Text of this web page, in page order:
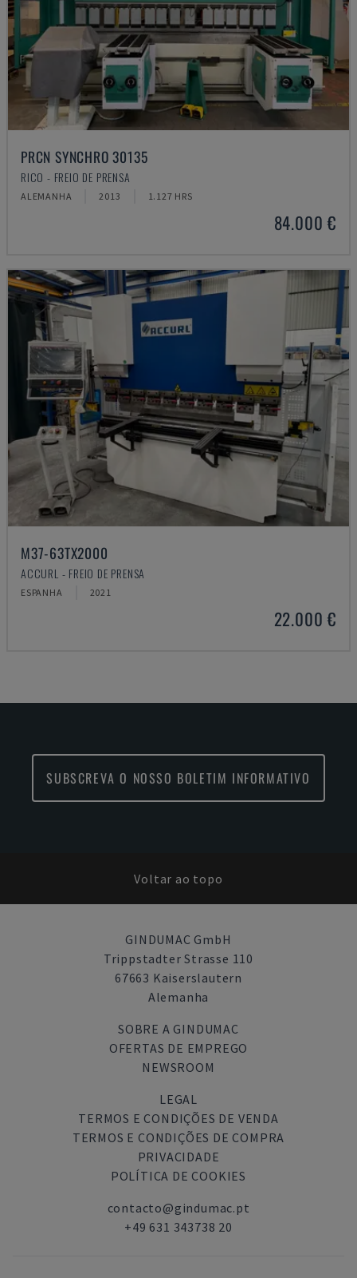
PRCN SYNCHRO 30135
RICO - FREIO DE PRENSA
ALEMANHA 2013 1.127 HRS
84.000 €
M37-63TX2000
ACCURL - FREIO DE PRENSA
ESPANHA 2021
22.000 €
SUBSCREVA O NOSSO BOLETIM INFORMATIVO
Voltar ao topo
GINDUMAC GmbH
Trippstadter Strasse 110
67663 Kaiserslautern
Alemanha
SOBRE A GINDUMAC
OFERTAS DE EMPREGO
NEWSROOM
LEGAL
TERMOS E CONDIÇÕES DE VENDA
TERMOS E CONDIÇÕES DE COMPRA
PRIVACIDADE
POLÍTICA DE COOKIES
contacto@gindumac.pt
+49 631 343738 20